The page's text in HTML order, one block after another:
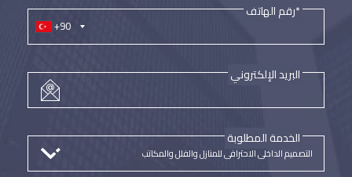
+90
*رقم الهاتف
البريد الإلكتروني
الخدمة المطلوبة